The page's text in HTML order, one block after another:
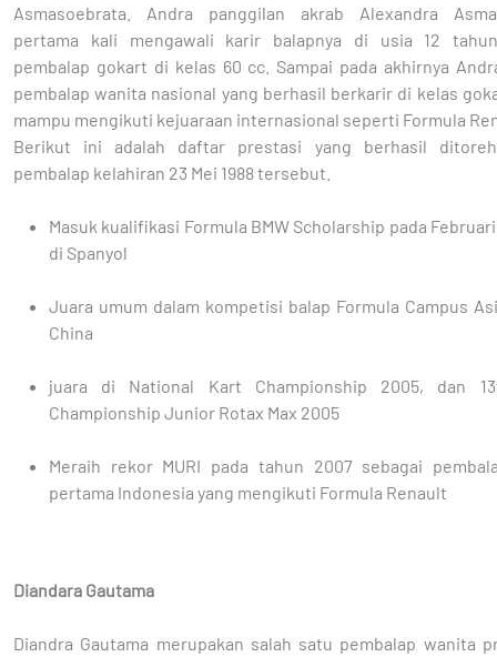
Asmasoebrata. Andra panggilan akrab Alexandra
pertama kali mengawali karir balapnya di usia 12
pembalap gokart di kelas 60 cc. Sampai pada akhirnya
pembalap wanita nasional yang berhasil berkarir di kelas
mampu mengikuti kejuaraan internasional seperti Formula
Berikut ini adalah daftar prestasi yang berhasil
pembalap kelahiran 23 Mei 1988 tersebut.
Masuk kualifikasi Formula BMW Scholarship pada
di Spanyol
Juara umum dalam kompetisi balap Formula Campus
China
juara di National Kart Championship 2005, dan
Championship Junior Rotax Max 2005
Meraih rekor MURI pada tahun 2007 sebagai
pertama Indonesia yang mengikuti Formula Renault
Diandara Gautama
Diandra Gautama merupakan salah satu pembalap wanita